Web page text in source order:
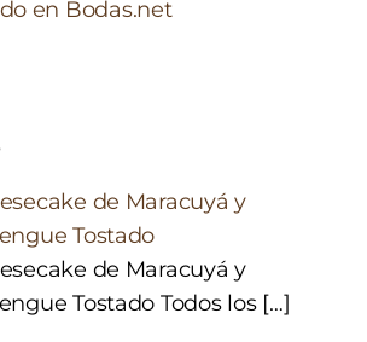
de Maracuyá y
Tostado
de Maracuyá y
Tostado Todos los […]